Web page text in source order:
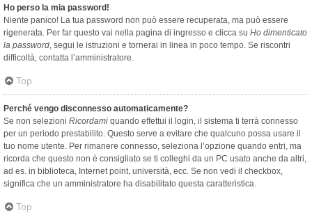
Ho perso la mia password!
Niente panico! La tua password non può essere recuperata, ma può essere
rigenerata. Per far questo vai nella pagina di ingresso e clicca su Ho dimenticato
la password, segui le istruzioni e tornerai in linea in poco tempo. Se riscontri
difficoltà, contatta l’amministratore.
Top
Perché vengo disconnesso automaticamente?
Se non selezioni Ricordami quando effettui il login, il sistema ti terrà connesso
per un periodo prestabilito. Questo serve a evitare che qualcuno possa usare il
tuo nome utente. Per rimanere connesso, seleziona l’opzione quando entri, ma
ricorda che questo non è consigliato se ti colleghi da un PC usato anche da altri,
ad es. in biblioteca, Internet point, università, ecc. Se non vedi il checkbox,
significa che un amministratore ha disabilitato questa caratteristica.
Top